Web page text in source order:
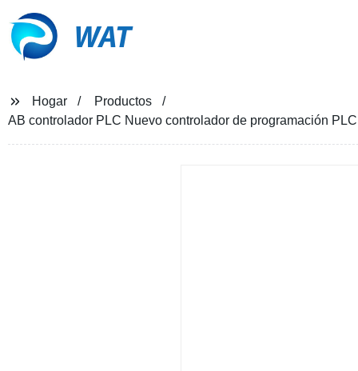
WAT
Hogar
Productos
AB controlador PLC Nuevo controlador de programación